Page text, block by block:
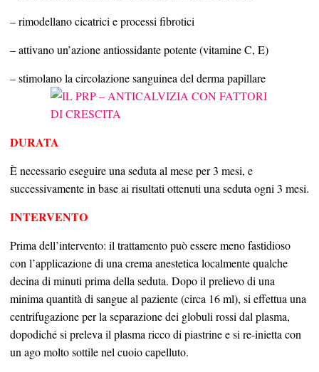
– rimodellano cicatrici e processi fibrotici
– attivano un’azione antiossidante potente (vitamine C, E)
– stimolano la circolazione sanguinea del derma papillare
DURATA
È necessario eseguire una seduta al mese per 3 mesi, e
successivamente in base ai risultati ottenuti una seduta ogni 3 mesi.
INTERVENTO
Prima dell’intervento: il trattamento può essere meno fastidioso
con l’applicazione di una crema anestetica localmente qualche
decina di minuti prima della seduta. Dopo il prelievo di una
minima quantità di sangue al paziente (circa 16 ml), si effettua una
centrifugazione per la separazione dei globuli rossi dal plasma,
dopodiché si preleva il plasma ricco di piastrine e si re-inietta con
un ago molto sottile nel cuoio capelluto.